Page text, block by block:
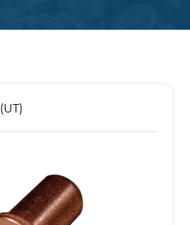
مسمار غير مترابط (UT)